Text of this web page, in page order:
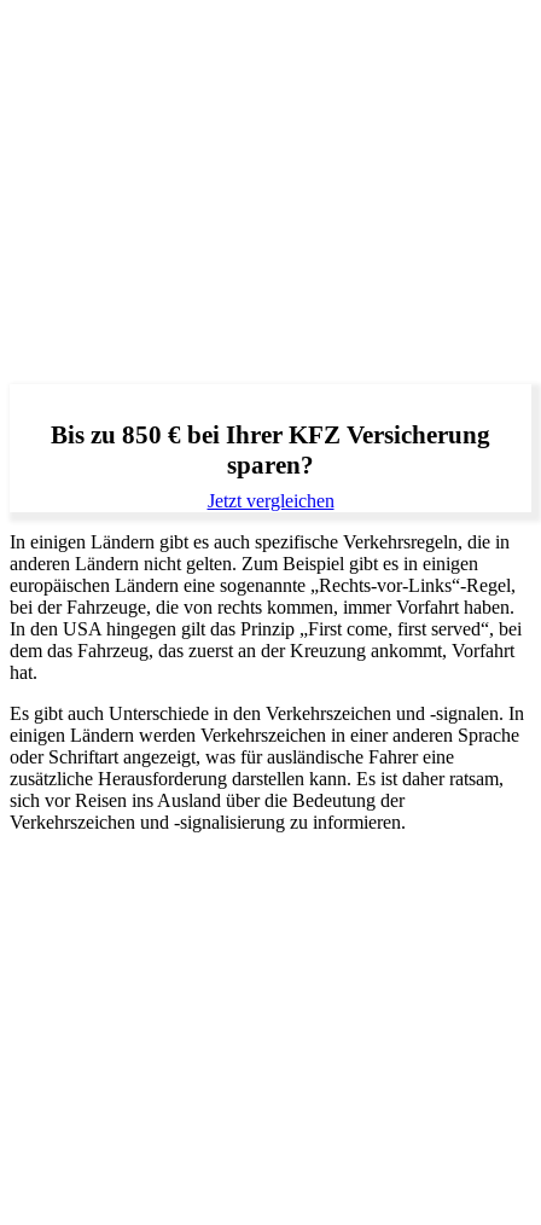
Bis zu 850 € bei Ihrer KFZ Versicherung
sparen?
Jetzt vergleichen
In einigen Ländern gibt es auch spezifische Verkehrsregeln, die in
anderen Ländern nicht gelten. Zum Beispiel gibt es in einigen
europäischen Ländern eine sogenannte „Rechts-vor-Links“-Regel,
bei der Fahrzeuge, die von rechts kommen, immer Vorfahrt haben.
In den USA hingegen gilt das Prinzip „First come, first served“, bei
dem das Fahrzeug, das zuerst an der Kreuzung ankommt, Vorfahrt
hat.
Es gibt auch Unterschiede in den Verkehrszeichen und -signalen. In
einigen Ländern werden Verkehrszeichen in einer anderen Sprache
oder Schriftart angezeigt, was für ausländische Fahrer eine
zusätzliche Herausforderung darstellen kann. Es ist daher ratsam,
sich vor Reisen ins Ausland über die Bedeutung der
Verkehrszeichen und -signalisierung zu informieren.